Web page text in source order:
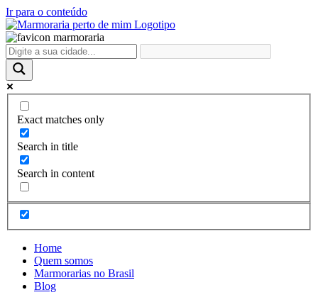
Ir para o conteúdo
Exact matches only
Search in title
Search in content
Home
Quem somos
Marmorarias no Brasil
Blog